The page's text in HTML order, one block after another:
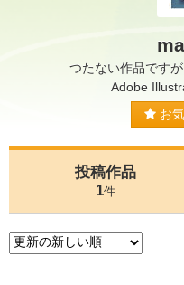
つたない作品です
Adobe
お
投稿作品
1件